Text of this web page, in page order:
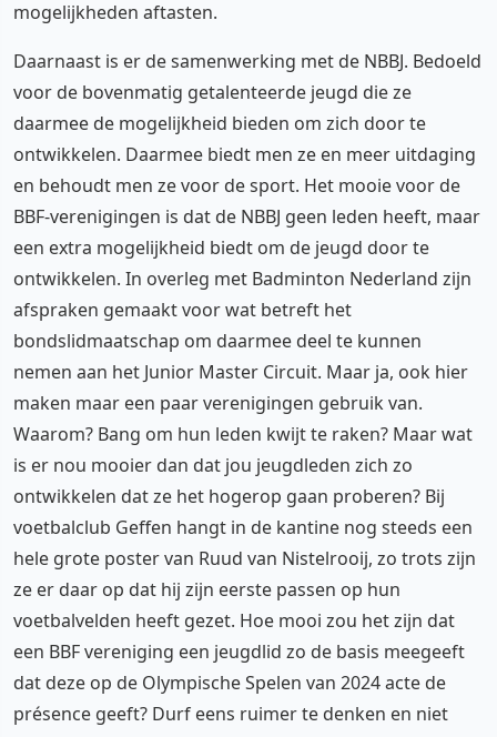
mogelijkheden aftasten.
Daarnaast is er de samenwerking met de NBBJ. Bedoeld
voor de bovenmatig getalenteerde jeugd die ze
daarmee de mogelijkheid bieden om zich door te
ontwikkelen. Daarmee biedt men ze en meer uitdaging
en behoudt men ze voor de sport. Het mooie voor de
BBF-verenigingen is dat de NBBJ geen leden heeft, maar
een extra mogelijkheid biedt om de jeugd door te
ontwikkelen. In overleg met Badminton Nederland zijn
afspraken gemaakt voor wat betreft het
bondslidmaatschap om daarmee deel te kunnen
nemen aan het Junior Master Circuit. Maar ja, ook hier
maken maar een paar verenigingen gebruik van.
Waarom? Bang om hun leden kwijt te raken? Maar wat
is er nou mooier dan dat jou jeugdleden zich zo
ontwikkelen dat ze het hogerop gaan proberen? Bij
voetbalclub Geffen hangt in de kantine nog steeds een
hele grote poster van Ruud van Nistelrooij, zo trots zijn
ze er daar op dat hij zijn eerste passen op hun
voetbalvelden heeft gezet. Hoe mooi zou het zijn dat
een BBF vereniging een jeugdlid zo de basis meegeeft
dat deze op de Olympische Spelen van 2024 acte de
présence geeft? Durf eens ruimer te denken en niet